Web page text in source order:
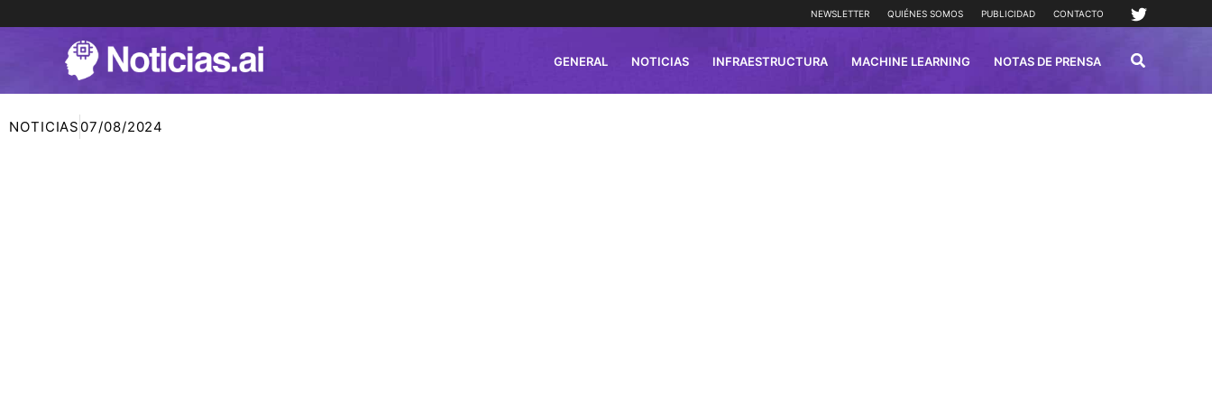
NEWSLETTER QUIÉNES SOMOS PUBLICIDAD CONTACTO
GENERAL NOTICIAS INFRAESTRUCTURA MACHINE LEARNING NOTAS DE PRENSA
NOTICIAS 07/08/2024